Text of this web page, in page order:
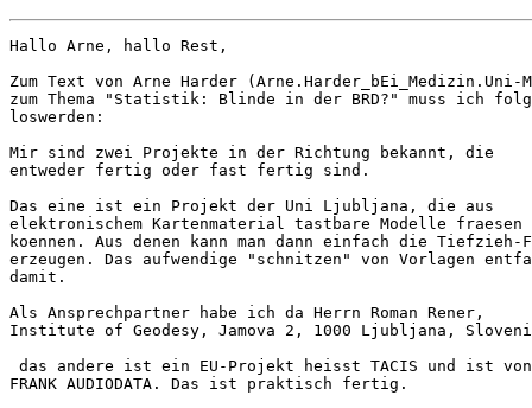
Hallo Arne, hallo Rest,
Zum Text von Arne Harder (Arne.Harder_bEi_Medizin.Uni-
zum Thema "Statistik: Blinde in der BRD?" muss ich
loswerden:
Mir sind zwei Projekte in der Richtung bekannt, die
entweder fertig oder fast fertig sind.
Das eine ist ein Projekt der Uni Ljubljana, die aus
elektronischem Kartenmaterial tastbare Modelle fraesen
koennen. Aus denen kann man dann einfach die Tiefzieh-
erzeugen. Das aufwendige "schnitzen" von Vorlagen
damit.
Als Ansprechpartner habe ich da Herrn Roman Rener,
Institute of Geodesy, Jamova 2, 1000 Ljubljana,
das andere ist ein EU-Projekt heisst TACIS und ist von
FRANK AUDIODATA. Das ist praktisch fertig.